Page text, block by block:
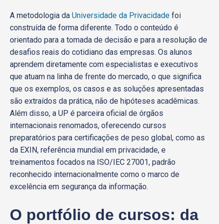
A metodologia da Universidade da Privacidade foi
construída de forma diferente. Todo o conteúdo é
orientado para a tomada de decisão e para a resolução de
desafios reais do cotidiano das empresas. Os alunos
aprendem diretamente com especialistas e executivos
que atuam na linha de frente do mercado, o que significa
que os exemplos, os casos e as soluções apresentadas
são extraídos da prática, não de hipóteses acadêmicas.
Além disso, a UP é parceira oficial de órgãos
internacionais renomados, oferecendo cursos
preparatórios para certificações de peso global, como as
da EXIN, referência mundial em privacidade, e
treinamentos focados na ISO/IEC 27001, padrão
reconhecido internacionalmente como o marco de
excelência em segurança da informação.
O portfólio de cursos: da